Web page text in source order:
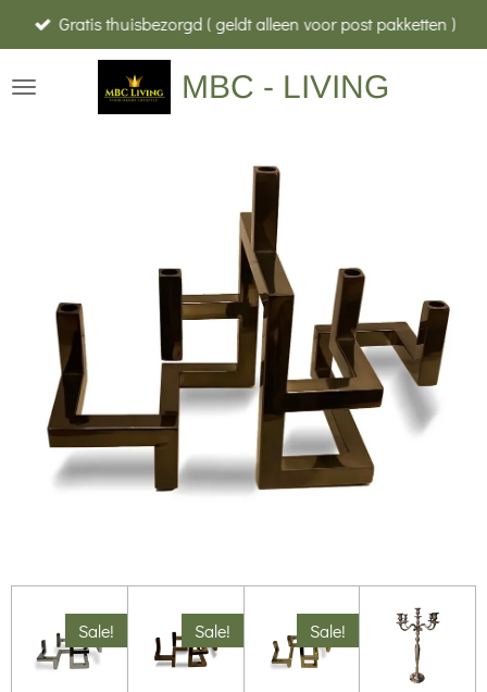
direct
naar
MBC - LIVING
Gratis thuisbezorgd ( geldt alleen voor post pakketten )
Sale! Sale! Sale!